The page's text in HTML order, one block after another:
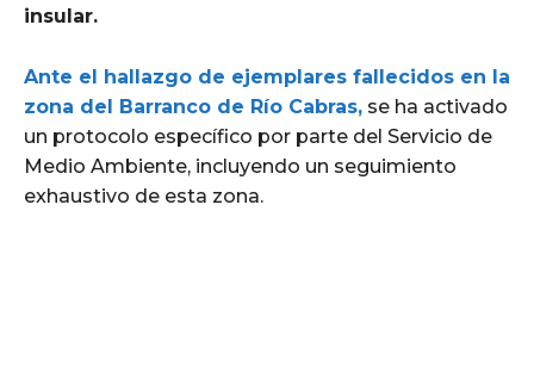
insular.
Ante el hallazgo de ejemplares fallecidos en la
zona del Barranco de Río Cabras, se ha activado
un protocolo específico por parte del Servicio de
Medio Ambiente, incluyendo un seguimiento
exhaustivo de esta zona.